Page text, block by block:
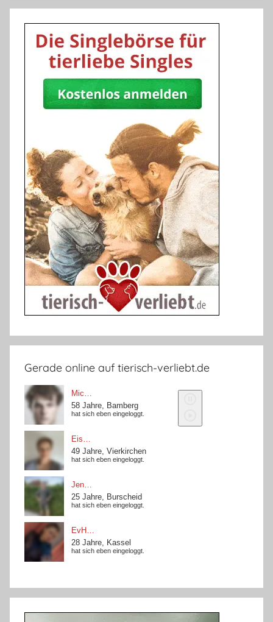
Gerade online auf tierisch-verliebt.de